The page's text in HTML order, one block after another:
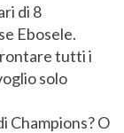
di 8
Ebosele.
tutti i
solo
Champions? O